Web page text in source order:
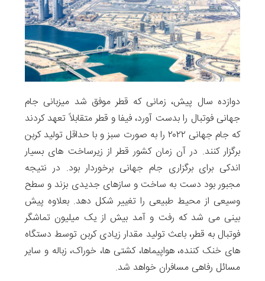
دوازده سال پیش، زمانی که قطر موفق شد میزبانی جام
جهانی فوتبال را بدست آورد، فیفا و قطر متقابلاً تعهد کردند
که جام جهانی ۲۰۲۲ را به صورت سبز و با حداقل تولید کربن
برگزار کنند. در آن زمان کشور قطر از زیرساخت های بسیار
اندکی برای برگزاری جام جهانی برخوردار بود. در نتیجه
مجبور بود دست به ساخت و سازهای جدیدی بزند و سطح
وسیعی از محیط طبیعی را تغییر شکل دهد. بعلاوه پیش
بینی می شد که رفت و آمد بیش از یک میلیون تماشگر
فوتبال به قطر، باعث تولید مقدار زیادی کربن توسط دستگاه
های خنک کننده، هواپیماها، کشتی ها، خوراک، زباله و سایر
مسائل رفاهی مسافران خواهد شد.